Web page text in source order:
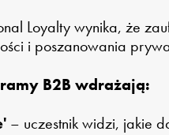
Loyalty wynika, że
i poszanowania
B2B wdrażają:
– uczestnik widzi, jakie